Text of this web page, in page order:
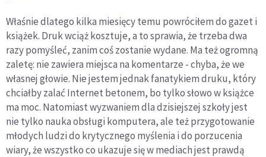
Właśnie dlatego kilka miesięcy temu powróciłem do gazet i
książek. Druk wciąż kosztuje, a to sprawia, że trzeba dwa
razy pomyśleć, zanim coś zostanie wydane. Ma też ogromną
zaletę: nie zawiera miejsca na komentarze - chyba, że we
własnej głowie. Nie jestem jednak fanatykiem druku, który
chciałby zalać Internet betonem, bo tylko słowo w książce
ma moc. Natomiast wyzwaniem dla dzisiejszej szkoły jest
nie tylko nauka obsługi komputera, ale też przygotowanie
młodych ludzi do krytycznego myślenia i do porzucenia
wiary, że wszystko co ukazuje się w mediach jest prawdą